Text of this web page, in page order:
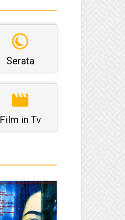
Serata
Film in Tv